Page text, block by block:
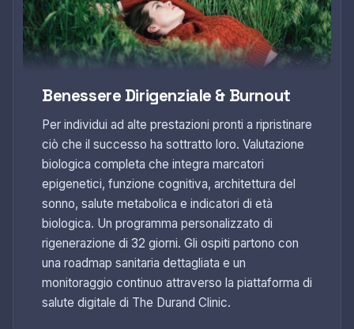
Benessere Dirigenziale & Burnout
Per individui ad alte prestazioni pronti a ripristinare
ciò che il successo ha sottratto loro. Valutazione
biologica completa che integra marcatori
epigenetici, funzione cognitiva, architettura del
sonno, salute metabolica e indicatori di età
biologica. Un programma personalizzato di
rigenerazione di 32 giorni. Gli ospiti partono con
una roadmap sanitaria dettagliata e un
monitoraggio continuo attraverso la piattaforma di
salute digitale di The Durand Clinic.